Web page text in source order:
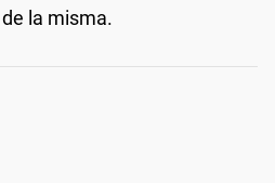
la misma.